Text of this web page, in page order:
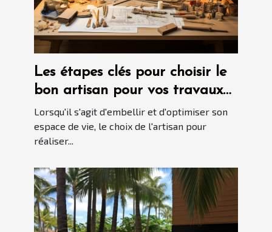
Les étapes clés pour choisir le
bon artisan pour vos travaux
d'agencement intérieur
Lorsqu'il s'agit d'embellir et d'optimiser son
espace de vie, le choix de l'artisan pour
réaliser...